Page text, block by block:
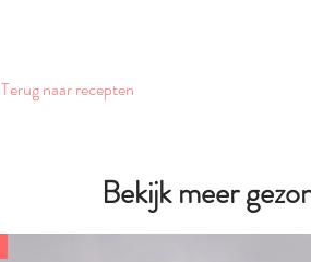
Terug naar recepten
Bekijk meer